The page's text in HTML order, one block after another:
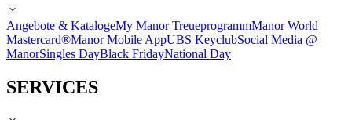
Angebote & KatalogeMy Manor TreueprogrammManor World
Mastercard®Manor Mobile AppUBS KeyclubSocial Media @
ManorSingles DayBlack FridayNational Day
SERVICES